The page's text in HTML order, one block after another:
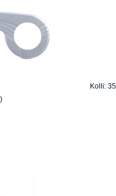
Kolli: 35